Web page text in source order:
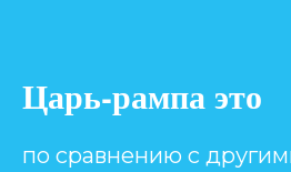
Царь-рампа это
по сравнению с